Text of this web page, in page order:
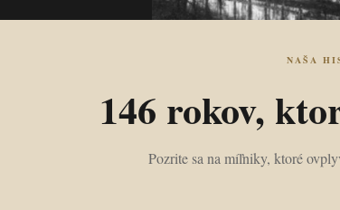
NAŠA
146 rokov,
Pozrite sa na míľniky, ktoré